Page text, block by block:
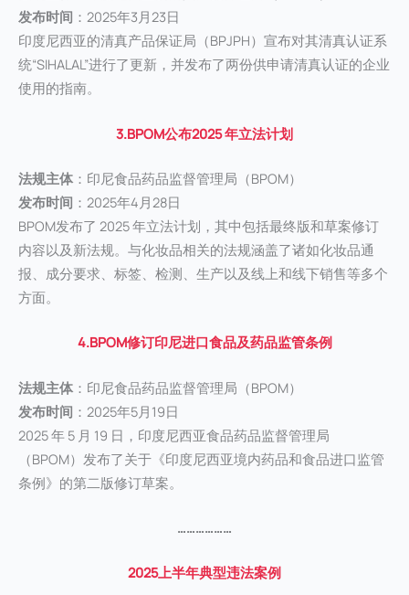
发布时间 ：2025年3月23日
印度尼西亚的清真产品保证局（BPJPH）宣布对其清真认证系
统“SIHALAL”进行了更新，并发布了两份供申请清真认证的企业
使用的指南。
3.BPOM公布2025 年立法计划
法规主体 ：印尼食品药品监督管理局（BPOM）
发布时间 ：2025年4月28日
BPOM发布了 2025 年立法计划，其中包括最终版和草案修订
内容以及新法规。与化妆品相关的法规涵盖了诸如化妆品通
报、成分要求、标签、检测、生产以及线上和线下销售等多个
方面。
4.BPOM修订印尼进口食品及药品监管条例
法规主体 ：印尼食品药品监督管理局（BPOM）
发布时间 ：2025年5月19日
2025 年 5 月 19 日，印度尼西亚食品药品监督管理局
（BPOM）发布了关于《印度尼西亚境内药品和食品进口监管
条例》的第二版修订草案。
………………
2025上半年典型违法案例